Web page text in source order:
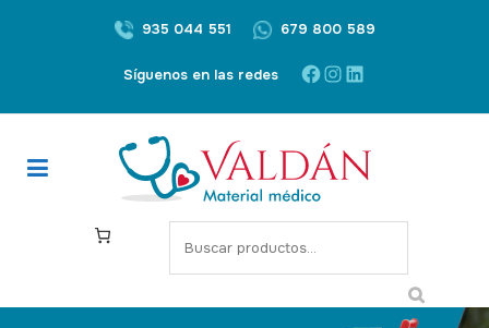
935 044 551 679 800 589
Síguenos en las redes